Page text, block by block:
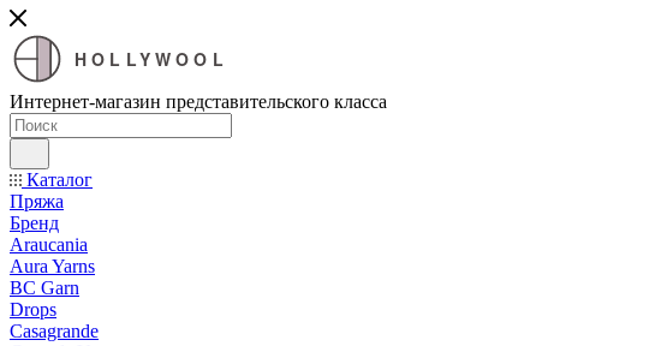
HOLLYWOOL
Интернет-магазин представительского класса
Каталог
Пряжа
Бренд
Araucania
Aura Yarns
BC Garn
Drops
Casagrande